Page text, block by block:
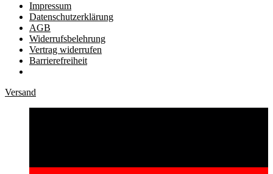
Impressum
Datenschutzerklärung
AGB
Widerrufsbelehrung
Vertrag widerrufen
Barrierefreiheit
Versand